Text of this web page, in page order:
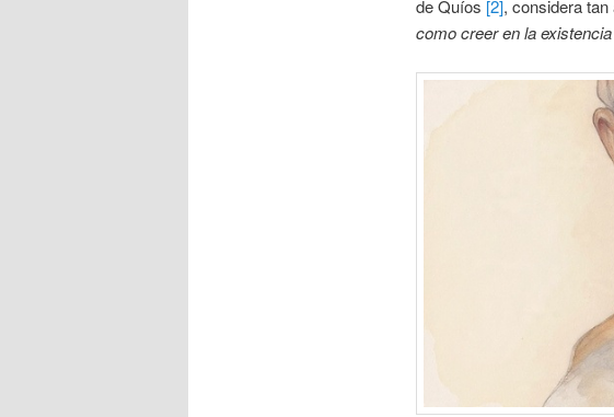
de Quíos [2], considera tan
como creer en la